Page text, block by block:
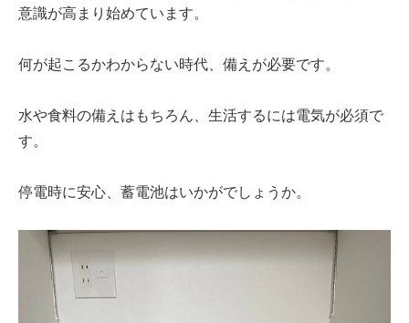
意識が高まり始めています。
何が起こるかわからない時代、備えが必要です。
水や食料の備えはもちろん、生活するには電気が必須で
す。
停電時に安心、蓄電池はいかがでしょうか。